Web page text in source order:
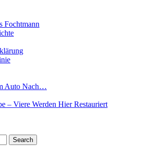
Fochtmann
Auto Nach…
– Viere Werden Hier Restauriert
Search